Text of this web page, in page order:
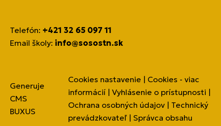
Telefón: +421 32 65 097 11
Email školy: info@sosostn.sk
Generuje
CMS
BUXUS
Cookies nastavenie | Cookies - viac
informácií | Vyhlásenie o prístupnosti |
Ochrana osobných údajov | Technický
prevádzkovateľ | Správca obsahu